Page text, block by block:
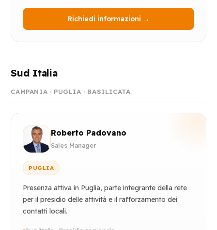
Richiedi informazioni →
Sud Italia
CAMPANIA · PUGLIA · BASILICATA
Roberto Padovano
Sales Manager
PUGLIA
Presenza attiva in Puglia, parte integrante della rete
per il presidio delle attività e il rafforzamento dei
contatti locali.